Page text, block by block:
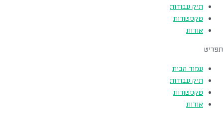
תיק עבודות
טקסטורות
אודות
תפריט
עמוד הבית
תיק עבודות
טקסטורות
אודות